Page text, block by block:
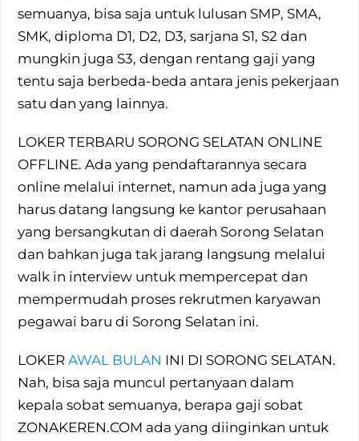
semuanya, bisa saja untuk lulusan SMP, SMA,
SMK, diploma D1, D2, D3, sarjana S1, S2 dan
mungkin juga S3, dengan rentang gaji yang
tentu saja berbeda-beda antara jenis pekerjaan
satu dan yang lainnya.
LOKER TERBARU SORONG SELATAN ONLINE
OFFLINE. Ada yang pendaftarannya secara
online melalui internet, namun ada juga yang
harus datang langsung ke kantor perusahaan
yang bersangkutan di daerah Sorong Selatan
dan bahkan juga tak jarang langsung melalui
walk in interview untuk mempercepat dan
mempermudah proses rekrutmen karyawan
pegawai baru di Sorong Selatan ini.
LOKERAWAL BULAN INI DI SORONG SELATAN.
Nah, bisa saja muncul pertanyaan dalam
kepala sobat semuanya, berapa gaji sobat
ZONAKEREN.COM ada yang diinginkan untuk